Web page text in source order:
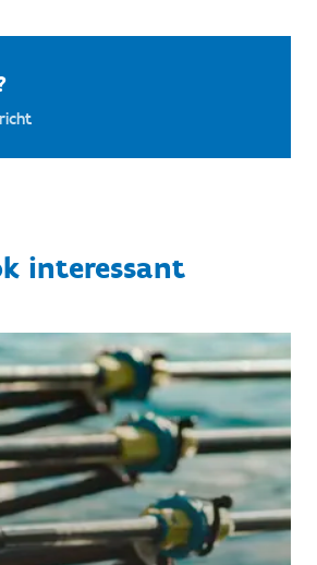
interessant